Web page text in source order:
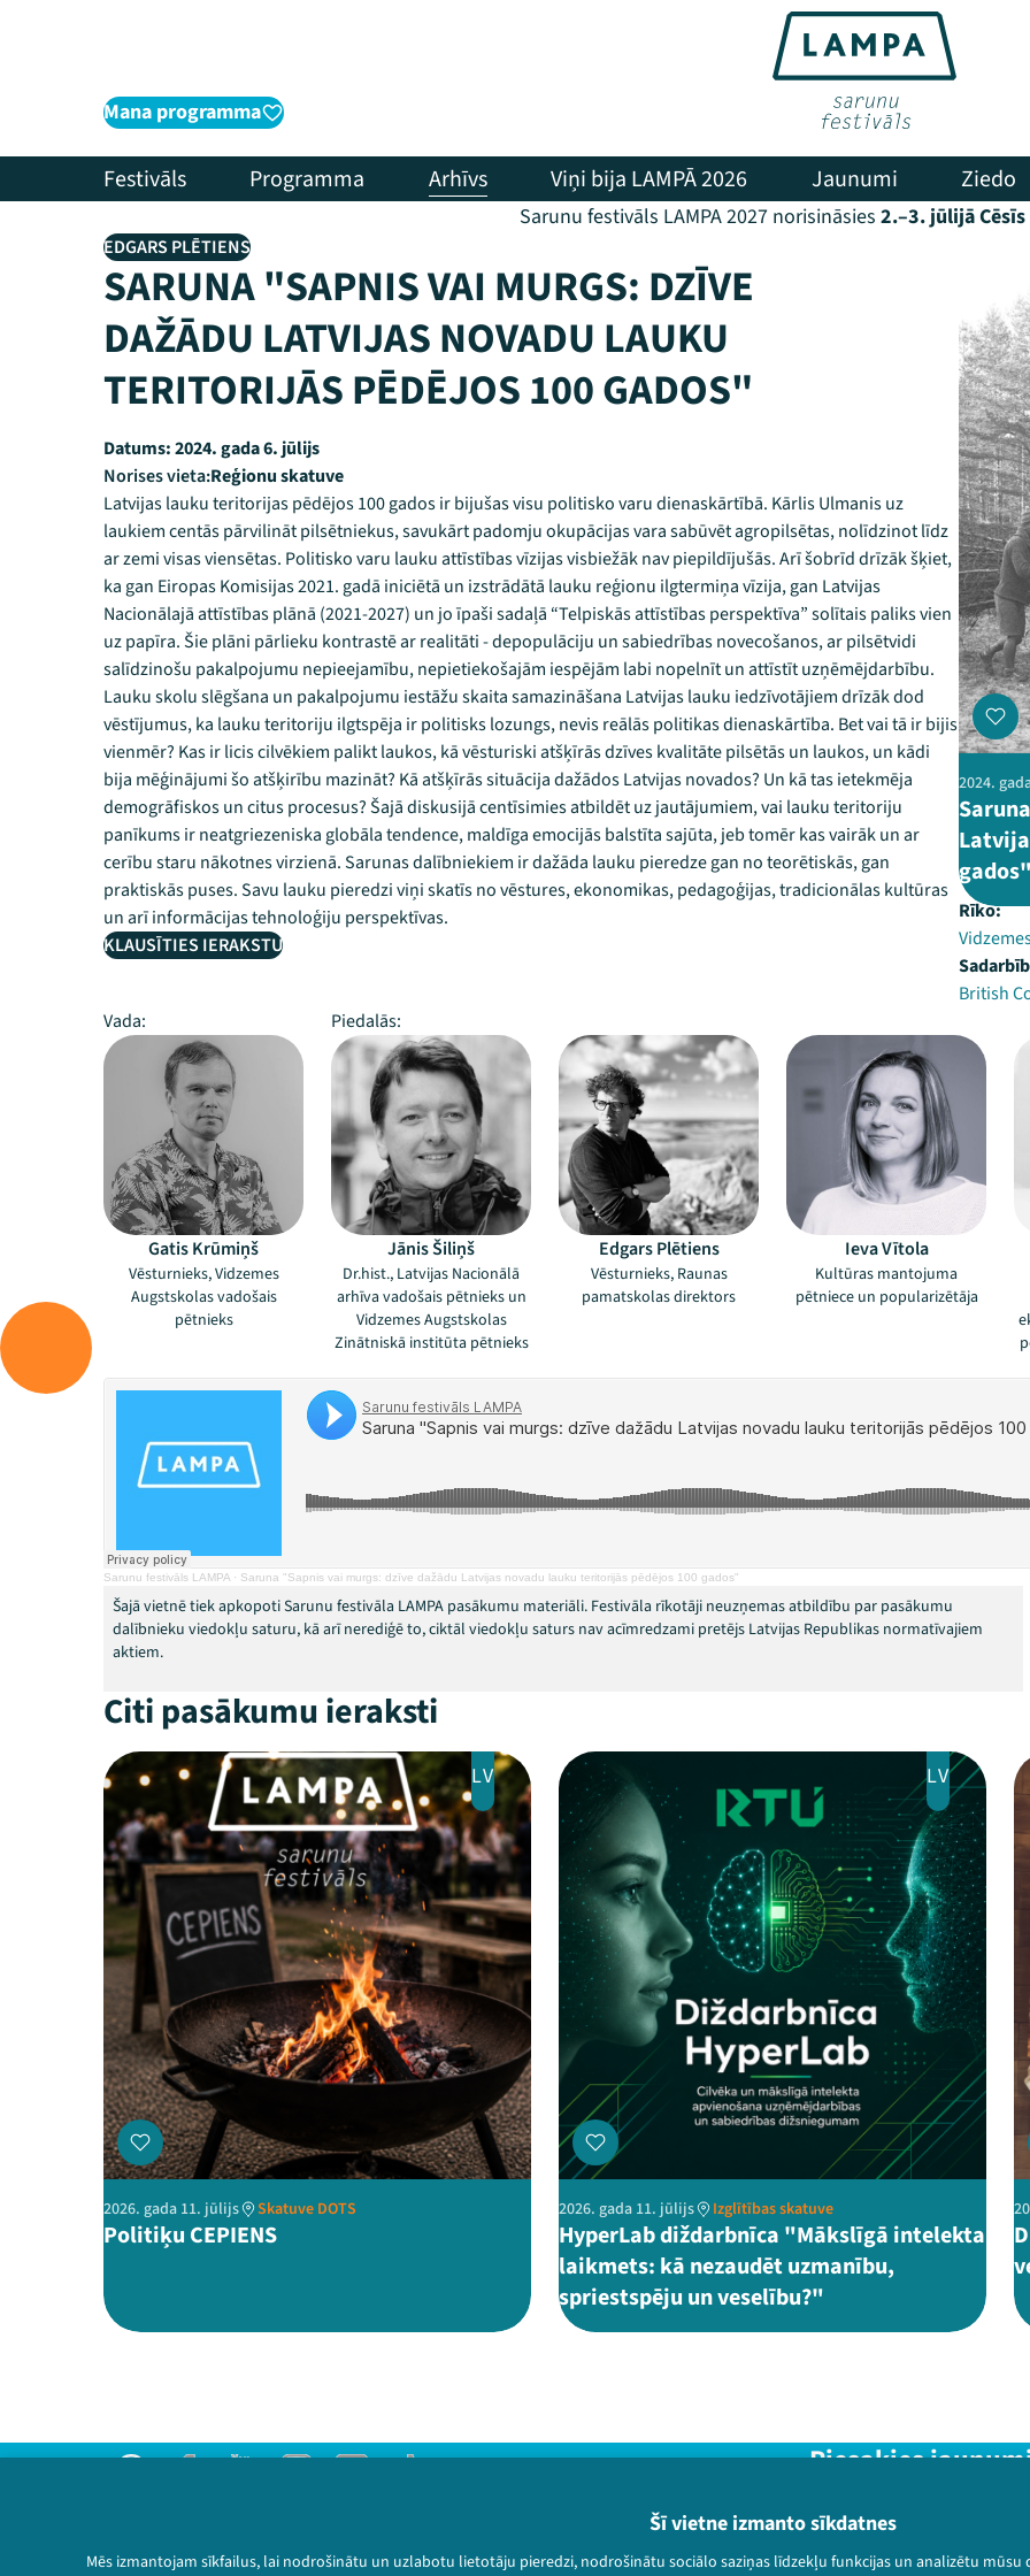
Šī vietne izmanto sīkdatnes
Mēs izmantojam sīkfailus, lai nodrošinātu un uzlabotu lietotāju pieredzi, nodrošinātu sociālo saziņas līdzekļu funkcijas un analizētu
Mana programma
Festivāls Programma Arhīvs Viņi bija LAMPĀ 2026 Jaunumi Ziedo
Sarunu festivāls LAMPA 2027 norisināsies 2.–3. jūlijā Cēsīs
EDGARS PLĒTIENS
SARUNA "SAPNIS VAI MURGS: DZĪVE
DAŽĀDU LATVIJAS NOVADU LAUKU
TERITORIJĀS PĒDĒJOS 100 GADOS"
Datums:2024. gada 6. jūlijs
Norises vieta:Reģionu skatuve
Latvijas lauku teritorijas pēdējos 100 gados ir bijušas visu politisko varu dienaskārtībā. Kārlis Ulmanis uz
laukiem centās pārvilināt pilsētniekus, savukārt padomju okupācijas vara sabūvēt agropilsētas, nolīdzinot līdz
ar zemi visas viensētas. Politisko varu lauku attīstības vīzijas visbiežāk nav piepildījušās. Arī šobrīd drīzāk šķiet,
ka gan Eiropas Komisijas 2021. gadā iniciētā un izstrādātā lauku reģionu ilgtermiņa vīzija, gan Latvijas
Nacionālajā attīstības plānā (2021-2027) un jo īpaši sadaļā “Telpiskās attīstības perspektīva” solītais paliks vien
uz papīra. Šie plāni pārlieku kontrastē ar realitāti - depopulāciju un sabiedrības novecošanos, ar pilsētvidi
salīdzinošu pakalpojumu nepieejamību, nepietiekošajām iespējām labi nopelnīt un attīstīt uzņēmējdarbību.
Lauku skolu slēgšana un pakalpojumu iestāžu skaita samazināšana Latvijas lauku iedzīvotājiem drīzāk dod
vēstījumus, ka lauku teritoriju ilgtspēja ir politisks lozungs, nevis reālās politikas dienaskārtība. Bet vai tā ir bijis
vienmēr? Kas ir licis cilvēkiem palikt laukos, kā vēsturiski atšķīrās dzīves kvalitāte pilsētās un laukos, un kādi
bija mēģinājumi šo atšķirību mazināt? Kā atšķīrās situācija dažādos Latvijas novados? Un kā tas ietekmēja
demogrāfiskos un citus procesus? Šajā diskusijā centīsimies atbildēt uz jautājumiem, vai lauku teritoriju
panīkums ir neatgriezeniska globāla tendence, maldīga emocijās balstīta sajūta, jeb tomēr kas vairāk un ar
cerību staru nākotnes virzienā. Sarunas dalībniekiem ir dažāda lauku pieredze gan no teorētiskās, gan
praktiskās puses. Savu lauku pieredzi viņi skatīs no vēstures, ekonomikas, pedagoģijas, tradicionālas kultūras
un arī informācijas tehnoloģiju perspektīvas.
KLAUSĪTIES IERAKSTU
2024.
Rīko:
British
Vada:
Piedalās:
Gatis Krūmiņš
Vēsturnieks, Vidzemes
Augstskolas vadošais
pētnieks
Jānis Šiliņš
Dr.hist., Latvijas Nacionālā
arhīva vadošais pētnieks un
Vidzemes Augstskolas
Zinātniskā institūta pētnieks
Edgars Plētiens
Vēsturnieks, Raunas
pamatskolas direktors
Ieva Vītola
Kultūras mantojuma
pētniece un popularizētāja
Sarunu festivāls LAMPA · Saruna "Sapnis vai murgs: dzīve dažādu Latvijas novadu lauku teritorijās pēdējos 100 gados"
Šajā vietnē tiek apkopoti Sarunu festivāla LAMPA pasākumu materiāli. Festivāla rīkotāji neuzņemas atbildību par pasākumu
dalībnieku viedokļu saturu, kā arī nerediģē to, ciktāl viedokļu saturs nav acīmredzami pretējs Latvijas Republikas normatīvajiem
aktiem.
Citi pasākumu ieraksti
LV
2026. gada 11. jūlijs Skatuve DOTS
Politiķu CEPIENS
LV
2026. gada 11. jūlijs Izglītības skatuve
HyperLab diždarbnīca "Mākslīgā intelekta
laikmets: kā nezaudēt uzmanību,
spriestspēju un veselību?"
Privātuma politika
Piesakies
Nepalaid garām aktuālāko